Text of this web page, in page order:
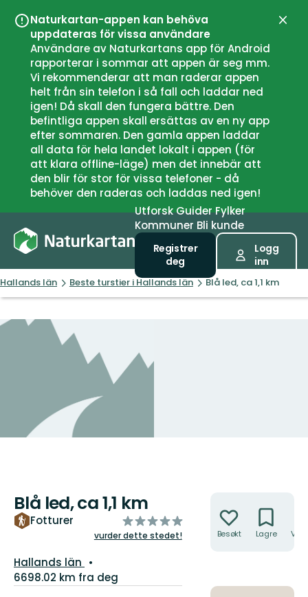
Naturkartan-appen kan behöva
uppdateras för vissa användare
Användare av Naturkartans app för Android
rapporterar i sommar att appen är seg mm.
Vi rekommenderar att man raderar appen
helt från sin telefon i så fall och laddar ned
igen! Då skall den fungera bättre. Den
befintliga appen skall ersättas av en ny app
efter sommaren. Den gamla appen laddar
all data för hela landet lokalt i appen (för
att klara offline-läge) men det innebär att
den blir för stor för vissa telefoner - då
behöver den raderas och laddas ned igen!
Lukk
UtforskGuiderFylker
Kommuner Bli kunde
Registrer
deg
Logg
inn
Hallands län Beste turstier i Hallands län Blå led, ca 1,1 km
Blå led, ca 1,1 km
Fotturer
av
5
vurder dette stedet!
Fylke:
Hallands län
6698.02 km fra deg
Besøkt Lagre